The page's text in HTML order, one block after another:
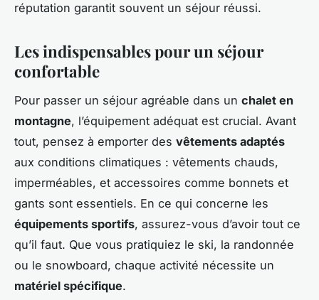
réputation garantit souvent un séjour réussi.
Les indispensables pour un séjour
confortable
Pour passer un séjour agréable dans un chalet en
montagne, l’équipement adéquat est crucial. Avant
tout, pensez à emporter des vêtements adaptés
aux conditions climatiques : vêtements chauds,
imperméables, et accessoires comme bonnets et
gants sont essentiels. En ce qui concerne les
équipements sportifs, assurez-vous d’avoir tout ce
qu’il faut. Que vous pratiquiez le ski, la randonnée
ou le snowboard, chaque activité nécessite un
matériel spécifique.